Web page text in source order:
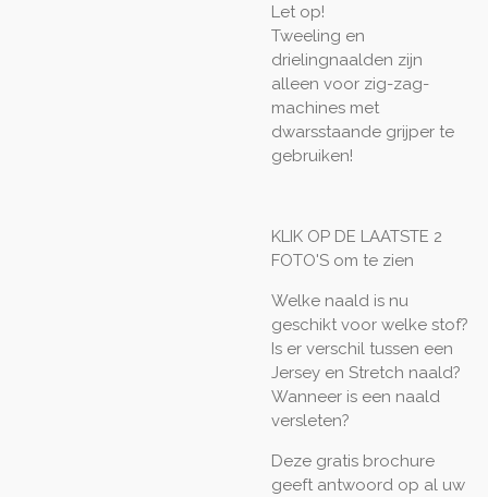
Let op!
Tweeling en
drielingnaalden zijn
alleen voor zig-zag-
machines met
dwarsstaande grijper te
gebruiken!
KLIK OP DE LAATSTE 2
FOTO'S om te zien
Welke naald is nu
geschikt voor welke stof?
Is er verschil tussen een
Jersey en Stretch naald?
Wanneer is een naald
versleten?
Deze gratis brochure
geeft antwoord op al uw